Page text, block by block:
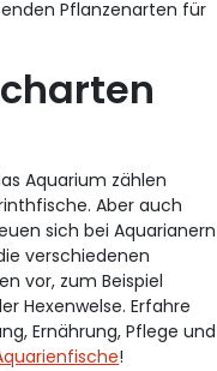
Pflanzenarten für
Aquarium zählen
Aber auch
sich bei Aquarianern
verschiedenen
vor, zum Beispiel
Hexenwelse. Erfahre
Ernährung, Pflege und
!